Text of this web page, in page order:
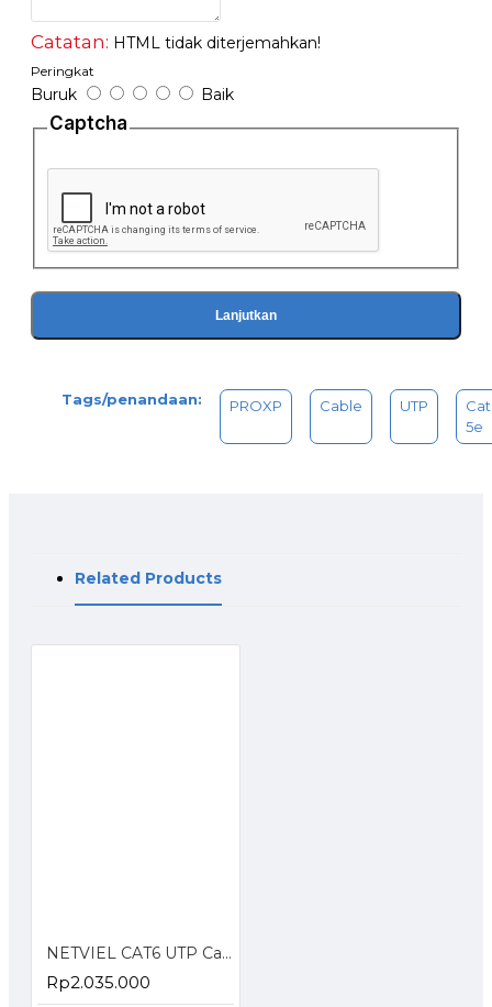
Catatan: HTML tidak diterjemahkan!
Peringkat
Buruk Baik
Captcha
Lanjutkan
Tags/penandaan: PROXP Cable UTP
Cat
5e
Related Products
NETVIEL CAT6 UTP Cable with PVC Jacketing DARK BLUE COLOR
Rp2.035.000